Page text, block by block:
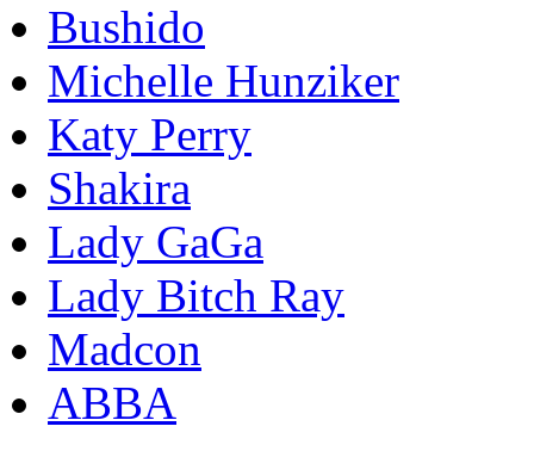
Bushido
Michelle Hunziker
Katy Perry
Shakira
Lady GaGa
Lady Bitch Ray
Madcon
ABBA